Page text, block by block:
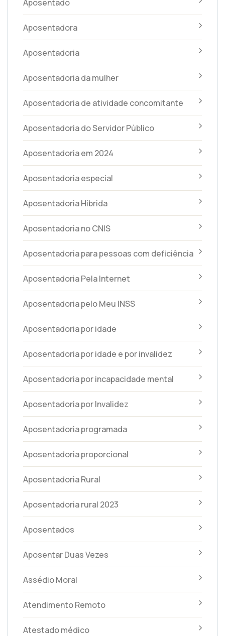
Aposentado
Aposentadora
Aposentadoria
Aposentadoria da mulher
Aposentadoria de atividade concomitante
Aposentadoria do Servidor Público
Aposentadoria em 2024
Aposentadoria especial
Aposentadoria Híbrida
Aposentadoria no CNIS
Aposentadoria para pessoas com deficiência
Aposentadoria Pela Internet
Aposentadoria pelo Meu INSS
Aposentadoria por idade
Aposentadoria por idade e por invalidez
Aposentadoria por incapacidade mental
Aposentadoria por Invalidez
Aposentadoria programada
Aposentadoria proporcional
Aposentadoria Rural
Aposentadoria rural 2023
Aposentados
Aposentar Duas Vezes
Assédio Moral
Atendimento Remoto
Atestado médico